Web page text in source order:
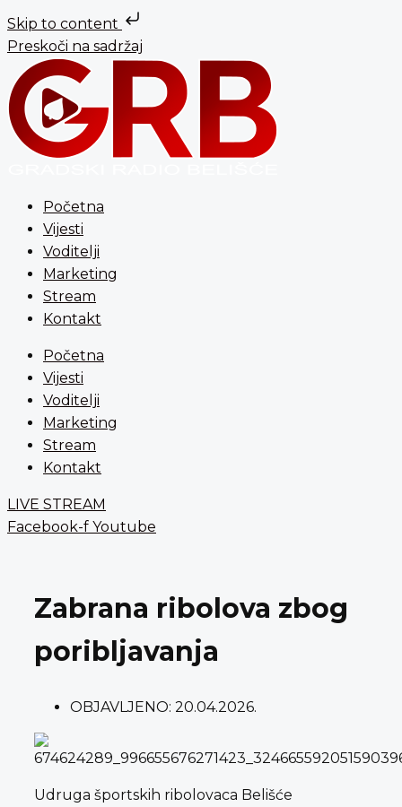
Skip to content
Preskoči na sadržaj
Početna
Vijesti
Voditelji
Marketing
Stream
Kontakt
Početna
Vijesti
Voditelji
Marketing
Stream
Kontakt
LIVE STREAM
Facebook-f Youtube
Zabrana ribolova zbog
poribljavanja
OBJAVLJENO: 20.04.2026.
Udruga športskih ribolovaca Belišće